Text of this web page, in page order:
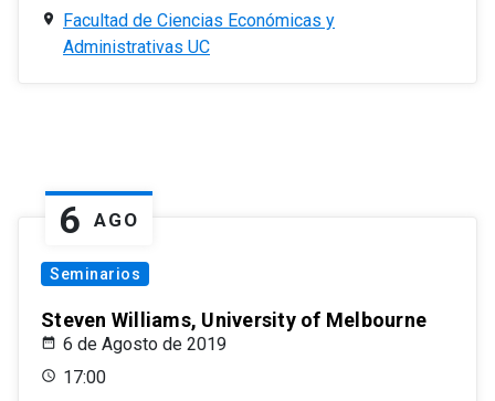
Facultad de Ciencias Económicas y
Administrativas UC
6 AGO
Seminarios
Steven Williams, University of Melbourne
6 de Agosto de 2019
17:00